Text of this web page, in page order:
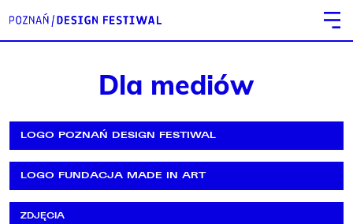
Dla mediów
LOGO POZNAŃ DESIGN FESTIWAL
LOGO FUNDACJA MADE IN ART
ZDJĘCIA